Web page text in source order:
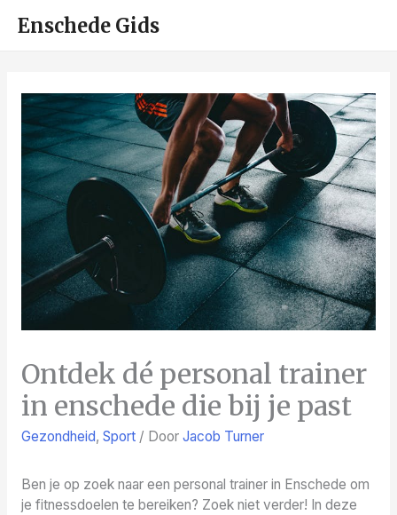
Enschede Gids
Ontdek dé personal trainer
in enschede die bij je past
Gezondheid, Sport/ Door Jacob Turner
Ben je op zoek naar een personal trainer in Enschede om
je fitnessdoelen te bereiken? Zoek niet verder! In deze